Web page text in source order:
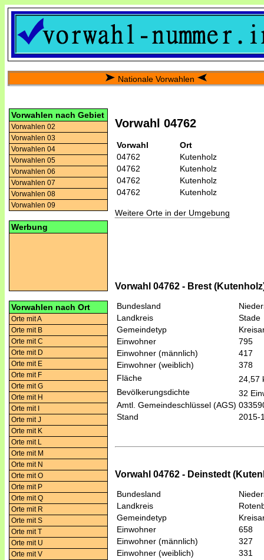
Nationale Vorwahlen
Vorwahlen nach Gebiet
Vorwahlen 02
Vorwahlen 03
Vorwahlen 04
Vorwahlen 05
Vorwahlen 06
Vorwahlen 07
Vorwahlen 08
Vorwahlen 09
Werbung
Vorwahlen nach Ort
Orte mit A
Orte mit B
Orte mit C
Orte mit D
Orte mit E
Orte mit F
Orte mit G
Orte mit H
Orte mit I
Orte mit J
Orte mit K
Orte mit L
Orte mit M
Orte mit N
Orte mit O
Orte mit P
Orte mit Q
Orte mit R
Orte mit S
Orte mit T
Orte mit U
Orte mit V
Vorwahl 04762
Vorwahl
Ort
04762
Kutenholz
04762
Kutenholz
04762
Kutenholz
04762
Kutenholz
Weitere Orte in der Umgebung
Vorwahl 04762 - Brest
Bundesland
Landkreis
Stade
Gemeindetyp
Einwohner
795
Einwohner (männlich)
417
Einwohner (weiblich)
378
Fläche
24,57
Bevölkerungsdichte
32
Amtl. Gemeindeschlüssel (AGS)
Stand
2015-
Vorwahl 04762 - Deinstedt
Bundesland
Landkreis
Gemeindetyp
Einwohner
658
Einwohner (männlich)
327
Einwohner (weiblich)
331